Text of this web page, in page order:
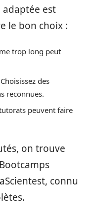
est
le bon choix :
trop long peut
Choisissez des
reconnues.
peuvent faire
on trouve
connu